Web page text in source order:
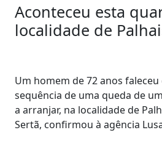
Aconteceu esta
localidade de
Um homem de 72 anos
sequência de uma queda de
a arranjar, na localidade de
Sertã, confirmou à agência